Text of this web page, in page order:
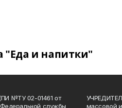
"Еда и напитки"
№ТУ 02-01461 от
Федеральной службы
массовой